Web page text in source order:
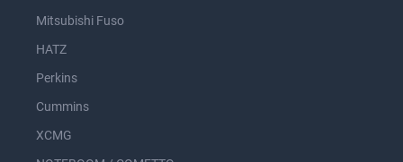
Mitsubishi Fuso
HATZ
Perkins
Cummins
XCMG